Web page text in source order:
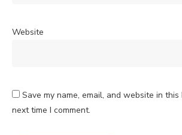
Website
Save my name, email, and website in
next time I comment.